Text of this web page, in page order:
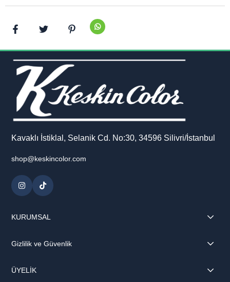
Kavaklı İstiklal, Selanik Cd. No:30, 34596 Silivri/İstanbul
shop@keskincolor.com
KURUMSAL
Gizlilik ve Güvenlik
ÜYELİK